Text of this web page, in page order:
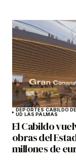
DEPORTES CABILDO
UD LAS PALMAS
El Cabildo
obras del
millones de